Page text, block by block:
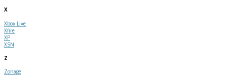
X
Xbox Live
Xfire
XP
XSN
Z
Zonage